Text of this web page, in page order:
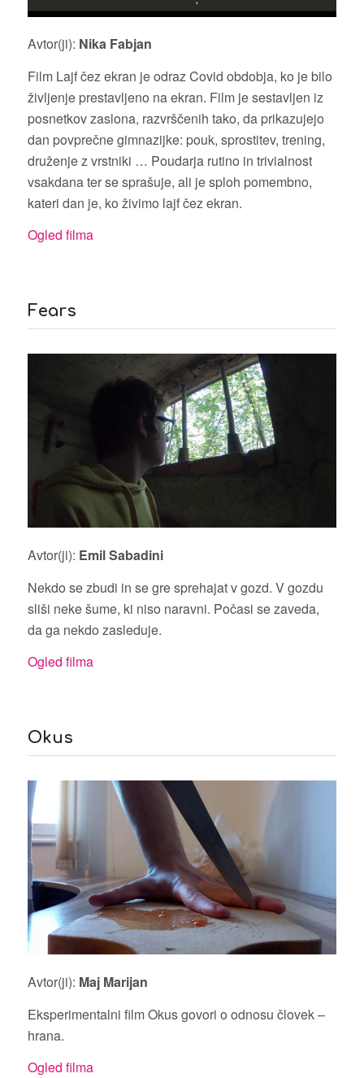
Avtor(ji): Nika Fabjan
Film Lajf čez ekran je odraz Covid obdobja, ko je bilo
življenje prestavljeno na ekran. Film je sestavljen iz
posnetkov zaslona, razvrščenih tako, da prikazujejo
dan povprečne gimnazijke: pouk, sprostitev, trening,
druženje z vrstniki … Poudarja rutino in trivialnost
vsakdana ter se sprašuje, ali je sploh pomembno,
kateri dan je, ko živimo lajf čez ekran.
Ogled filma
Fears
Avtor(ji): Emil Sabadini
Nekdo se zbudi in se gre sprehajat v gozd. V gozdu
sliši neke šume, ki niso naravni. Počasi se zaveda,
da ga nekdo zasleduje.
Ogled filma
Okus
Avtor(ji): Maj Marijan
Eksperimentalni film Okus govori o odnosu človek –
hrana.
Ogled filma